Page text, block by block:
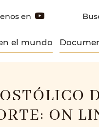
en
el mundo
ON